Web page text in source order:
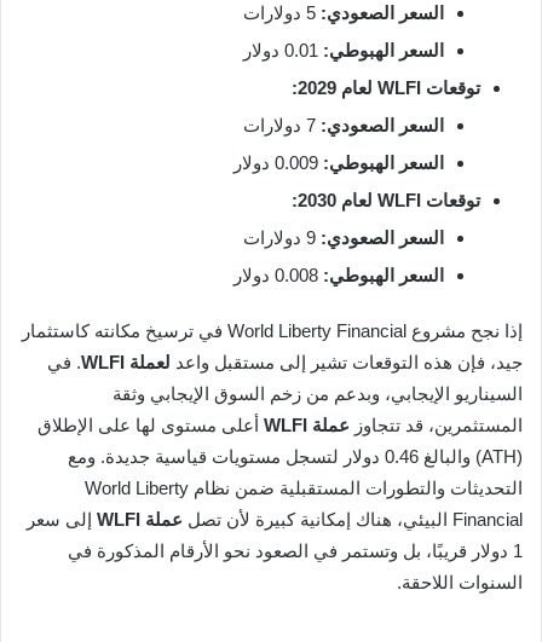
السعر الصعودي:
السعر الهبوطي:
توقعات WLFI لعام 2029:
السعر الصعودي:
السعر الهبوطي:
توقعات WLFI لعام 2030:
السعر الصعودي:
السعر الهبوطي:
إذا نجح مشروع World Liberty Financial في ترسيخ مكانته كاستثمار
جيد، فإن هذه التوقعات تشير إلى مستقبل واعد لعملة WLFI
. في
السيناريو الإيجابي، وبدعم من زخم السوق الإيجابي وثقة
المستثمرين، قد تتجاوز عملة WLFI
أعلى مستوى لها على الإطلاق
(ATH) والبالغ 0.46 دولار لتسجل مستويات قياسية جديدة. ومع
التحديثات والتطورات المستقبلية ضمن نظام World Liberty
Financial البيئي، هناك إمكانية كبيرة لأن تصل
عملة WLFI
إلى سعر
1 دولار قريبًا، بل وتستمر في الصعود نحو الأرقام المذكورة في
السنوات اللاحقة.